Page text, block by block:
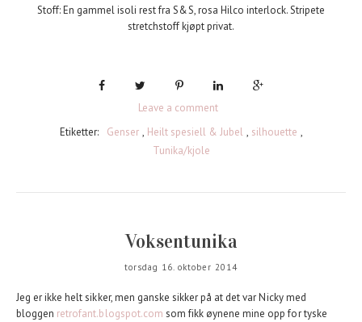
Stoff: En gammel isoli rest fra S&S, rosa Hilco interlock. Stripete
stretchstoff kjøpt privat.
Leave a comment
Etiketter:
Genser , Heilt spesiell & Jubel , silhouette ,
Tunika/kjole
Voksentunika
torsdag 16. oktober 2014
Jeg er ikke helt sikker, men ganske sikker på at det var Nicky med
bloggen retrofant.blogspot.com som fikk øynene mine opp for tyske